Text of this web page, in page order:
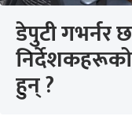
डेपुटी गभर्नर
निर्देशकहरूको
हुन् ?